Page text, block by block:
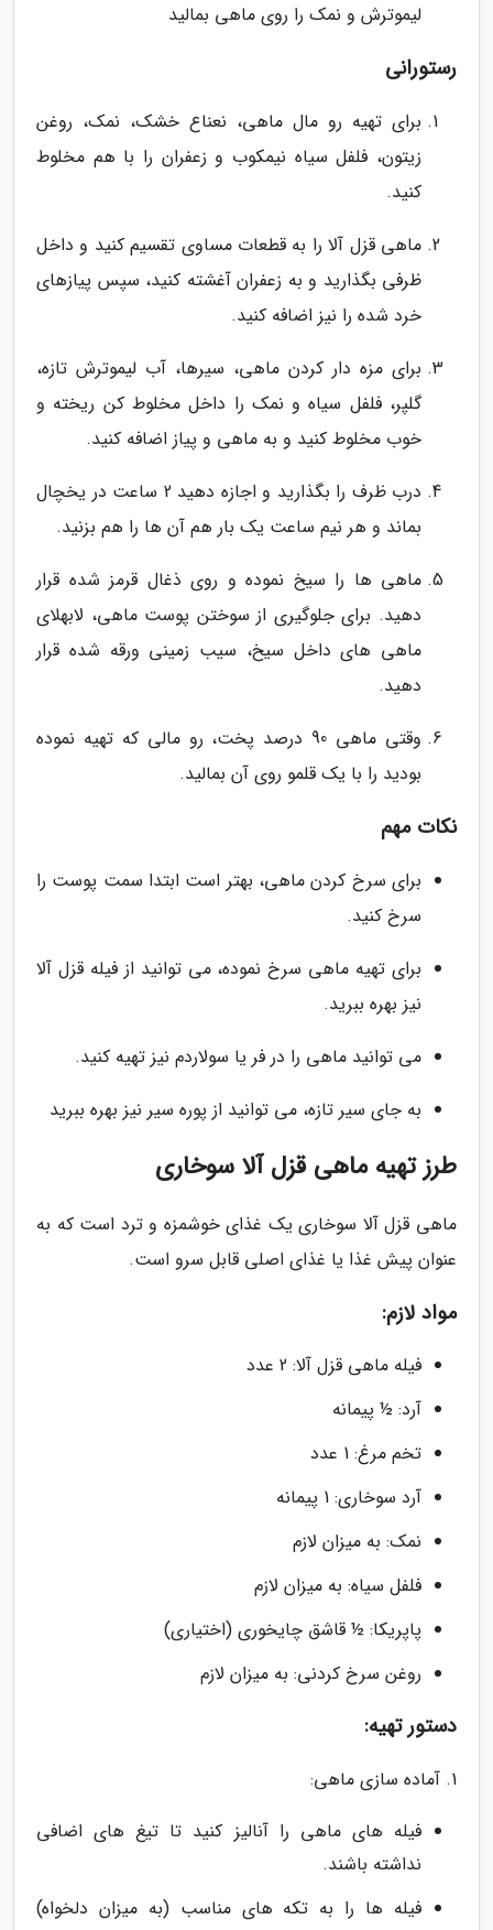
لیموترش و نمک را روی ماهی بمالید
رستورانی
برای تهیه رو مال ماهی، نعناع خشک، نمک، روغن
زیتون، فلفل سیاه نیمکوب و زعفران را با هم مخلوط
کنید.
ماهی قزل آلا را به قطعات مساوی تقسیم کنید و داخل
ظرفی بگذارید و به زعفران آغشته کنید، سپس پیازهای
خرد شده را نیز اضافه کنید.
برای مزه دار کردن ماهی، سیرها، آب لیموترش تازه،
گلپر، فلفل سیاه و نمک را داخل مخلوط کن ریخته و
خوب مخلوط کنید و به ماهی و پیاز اضافه کنید.
درب ظرف را بگذارید و اجازه دهید 2 ساعت در یخچال
بماند و هر نیم ساعت یک بار هم آن ها را هم بزنید.
ماهی ها را سیخ نموده و روی ذغال قرمز شده قرار
دهید. برای جلوگیری از سوختن پوست ماهی، لابهلای
ماهی های داخل سیخ، سیب زمینی ورقه شده قرار
دهید.
وقتی ماهی 90 درصد پخت، رو مالی که تهیه نموده
بودید را با یک قلمو روی آن بمالید.
نکات مهم
برای سرخ کردن ماهی، بهتر است ابتدا سمت پوست را
سرخ کنید.
برای تهیه ماهی سرخ نموده، می توانید از فیله قزل آلا
نیز بهره ببرید.
می توانید ماهی را در فر یا سولاردم نیز تهیه کنید.
به جای سیر تازه، می توانید از پوره سیر نیز بهره ببرید
طرز تهیه ماهی قزل آلا سوخاری
ماهی قزل آلا سوخاری یک غذای خوشمزه و ترد است که به
عنوان پیش غذا یا غذای اصلی قابل سرو است.
مواد لازم:
فیله ماهی قزل آلا: 2 عدد
آرد: ½ پیمانه
تخم مرغ: 1 عدد
آرد سوخاری: 1 پیمانه
نمک: به میزان لازم
فلفل سیاه: به میزان لازم
پاپریکا: ½ قاشق چایخوری (اختیاری)
روغن سرخ کردنی: به میزان لازم
دستور تهیه:
1. آماده سازی ماهی:
فیله های ماهی را آنالیز کنید تا تیغ های اضافی
نداشته باشند.
فیله ها را به تکه های مناسب (به میزان دلخواه)